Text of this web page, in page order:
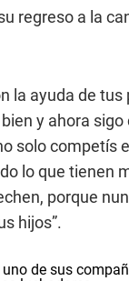
regreso a la
la ayuda de
y ahora
solo competís
lo que tienen
porque
hijos”.